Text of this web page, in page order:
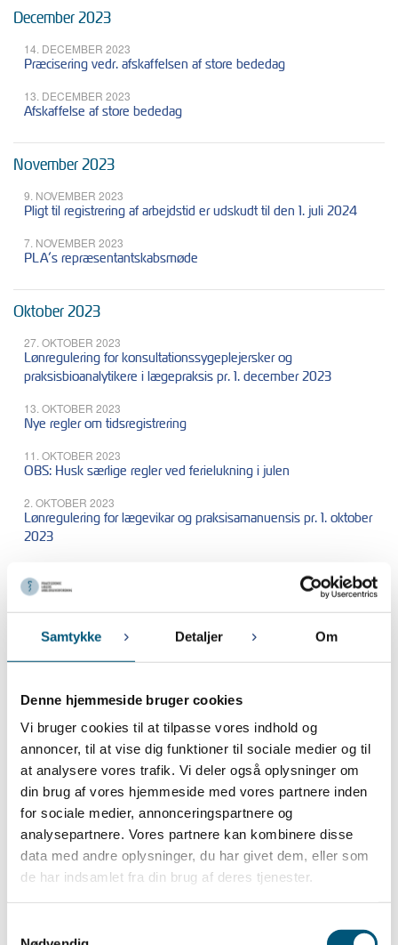
Samtykke Detaljer Om
Denne hjemmeside bruger cookies
Vi bruger cookies til at tilpasse vores indhold og
annoncer, til at vise dig funktioner til sociale medier og til
at analysere vores trafik. Vi deler også oplysninger om
din brug af vores hjemmeside med vores partnere inden
for sociale medier, annonceringspartnere og
analysepartnere. Vores partnere kan kombinere disse
data med andre oplysninger, du har givet dem, eller som
de har indsamlet fra din brug af deres tjenester.
December 2023
14. DECEMBER 2023
Præcisering vedr. afskaffelsen af store bededag
13. DECEMBER 2023
Afskaffelse af store bededag
November 2023
9. NOVEMBER 2023
Pligt til registrering af arbejdstid er udskudt til den 1. juli 2024
7. NOVEMBER 2023
PLA’s repræsentantskabsmøde
Oktober 2023
27. OKTOBER 2023
Lønregulering for konsultationssygeplejersker og
praksisbioanalytikere i lægepraksis pr. 1. december 2023
13. OKTOBER 2023
Nye regler om tidsregistrering
11. OKTOBER 2023
OBS: Husk særlige regler ved ferielukning i julen
2. OKTOBER 2023
Lønregulering for lægevikar og praksisamanuensis pr. 1. oktober
2023
September 2023
Lønregulering for ansatte læger i kapaciteter pr. 01-10-2023
9. AUGUST 2023
PLA afholder gå hjem-møder om lægens rolle som arbejdsgiver
Juli 2023
5. JULI 2023
PLA i sommerferien
Juni 2023
Ny lov om ansættelsesbeviser